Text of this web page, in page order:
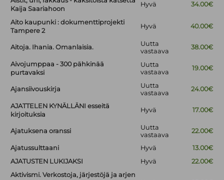
Kaija Saariahoon
Hyvä 34.00€
Aito kaupunki : dokumenttiprojekti
Tampere 2
Hyvä 40.00€
Aitoja. Ihania. Omanlaisia.
Uutta
vastaava
38.00€
Aivojumppaa - 300 pähkinää
purtavaksi
Uutta
vastaava
19.00€
Ajansiivouskirja
Uutta
vastaava
24.00€
AJATTELEN KYNÄLLÄNI esseitä
kirjoituksia
Hyvä 17.00€
Ajatuksena oranssi
Uutta
vastaava
22.00€
Ajatussulttaani Hyvä
13.00€
AJATUSTEN LUKIJAKSI
Hyvä
22.00€
Aktivismi. Verkostoja, järjestöjä ja arjen